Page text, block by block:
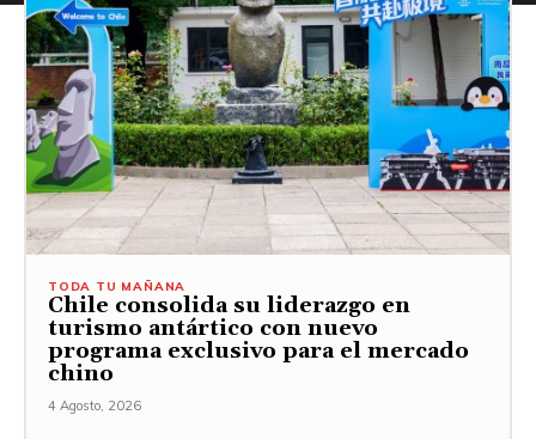
TODA TU MAÑANA
Chile consolida su liderazgo en
turismo antártico con nuevo
programa exclusivo para el mercado
chino
4 Agosto, 2026